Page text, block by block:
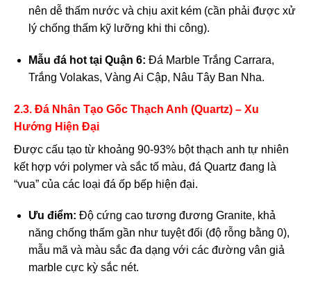
nên dễ thấm nước và chịu axit kém (cần phải được xử
lý chống thấm kỹ lưỡng khi thi công).
Mẫu đá hot tại Quận 6: Đá Marble Trắng Carrara,
Trắng Volakas, Vàng Ai Cập, Nâu Tây Ban Nha.
2.3. Đá Nhân Tạo Gốc Thạch Anh (Quartz) – Xu
Hướng Hiện Đại
Được cấu tạo từ khoảng 90-93% bột thạch anh tự nhiên
kết hợp với polymer và sắc tố màu, đá Quartz đang là
“vua” của các loại đá ốp bếp hiện đại.
Ưu điểm: Độ cứng cao tương đương Granite, khả
năng chống thấm gần như tuyệt đối (độ rỗng bằng 0),
mẫu mã và màu sắc đa dạng với các đường vân giả
marble cực kỳ sắc nét.